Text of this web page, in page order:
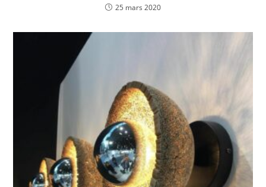
25 mars 2020